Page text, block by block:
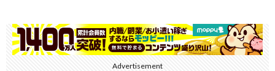
Advertisement